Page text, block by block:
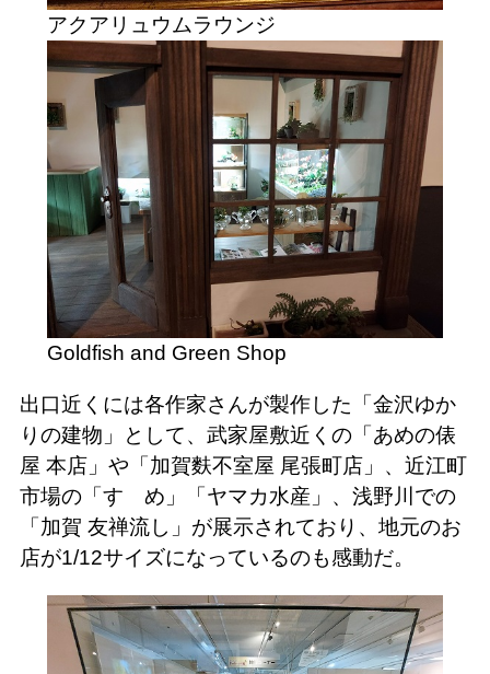
アクアリュウムラウンジ
Goldfish and Green Shop
出口近くには各作家さんが製作した「金沢ゆか
りの建物」として、武家屋敷近くの「あめの俵
屋 本店」や「加賀麩不室屋 尾張町店」、近江町
市場の「すゞめ」「ヤマカ水産」、浅野川での
「加賀 友禅流し」が展示されており、地元のお
店が1/12サイズになっているのも感動だ。